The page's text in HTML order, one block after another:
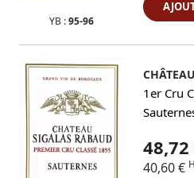
YB :95-96
1er Cru
48,72
40,60 €